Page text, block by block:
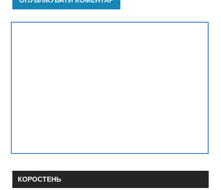
КОРОСТЕНЬ